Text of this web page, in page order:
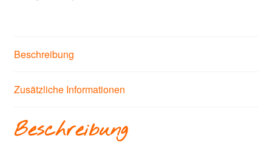
Beschreibung
Zusätzliche Informationen
Beschreibung